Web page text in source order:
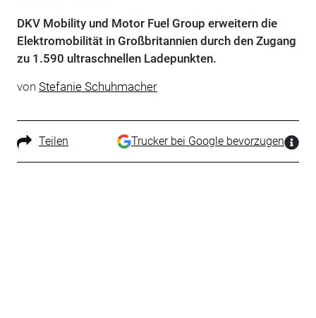
DKV Mobility und Motor Fuel Group erweitern die
Elektromobilität in Großbritannien durch den Zugang
zu 1.590 ultraschnellen Ladepunkten.
von Stefanie Schuhmacher
Teilen Trucker bei Google bevorzugen